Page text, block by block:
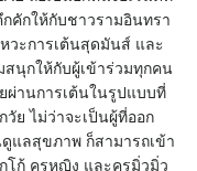
คักให้กับชาวรามอินทรา
หวะการเต้นสุดมันส์ และ
สนุกให้กับผู้เข้าร่วมทุกคน
ผ่านการเต้นในรูปแบบที่
วัย ไม่ว่าจะเป็นผู้ที่ออก
แลสุขภาพ ก็สามารถเข้า
โก้ ครูหญิง และครูมิ่วมิ่ว